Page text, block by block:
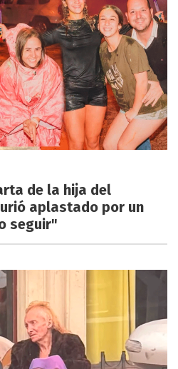
de la hija del
aplastado por un
seguir"